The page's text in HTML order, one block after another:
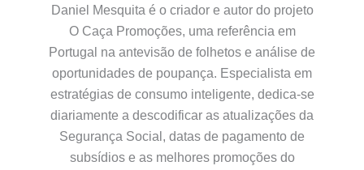
Daniel Mesquita é o criador e autor do projeto
O Caça Promoções, uma referência em
Portugal na antevisão de folhetos e análise de
oportunidades de poupança. Especialista em
estratégias de consumo inteligente, dedica-se
diariamente a descodificar as atualizações da
Segurança Social, datas de pagamento de
subsídios e as melhores promoções do